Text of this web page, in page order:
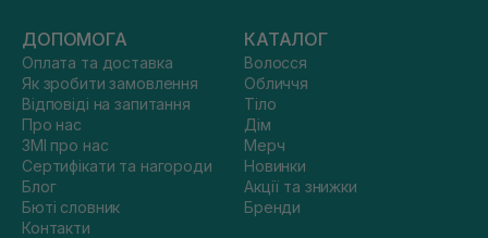
ДОПОМОГА
Оплата та доставка
Як зробити замовлення
Відповіді на запитання
Про нас
ЗМІ про нас
Сертифікати та нагороди
Блог
Бюті словник
Контакти
КАТАЛОГ
Волосся
Обличчя
Тіло
Дім
Мерч
Новинки
Акції та знижки
Бренди